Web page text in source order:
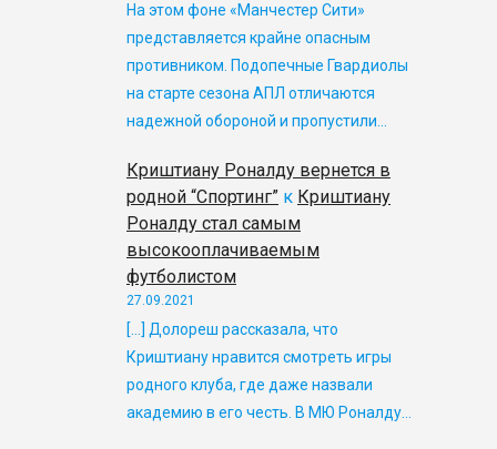
На этом фоне «Манчестер Сити»
представляется крайне опасным
противником. Подопечные Гвардиолы
на старте сезона АПЛ отличаются
надежной обороной и пропустили…
Криштиану Роналду вернется в
родной “Спортинг” к Криштиану
Роналду стал самым
высокооплачиваемым
футболистом
27.09.2021
[…] Долореш рассказала, что
Криштиану нравится смотреть игры
родного клуба, где даже назвали
академию в его честь. В МЮ Роналду…